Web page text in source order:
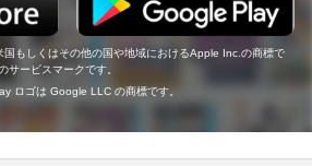
もしくはその他の国や地域におけるApple Inc.の商標で
ービスマークです。
ロゴは Google LLC の商標です。